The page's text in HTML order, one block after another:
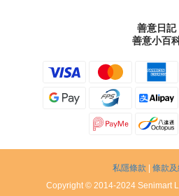
善意日記
善意小百
私隱條款
條款及
Copyright © 2014-2024 Senimart